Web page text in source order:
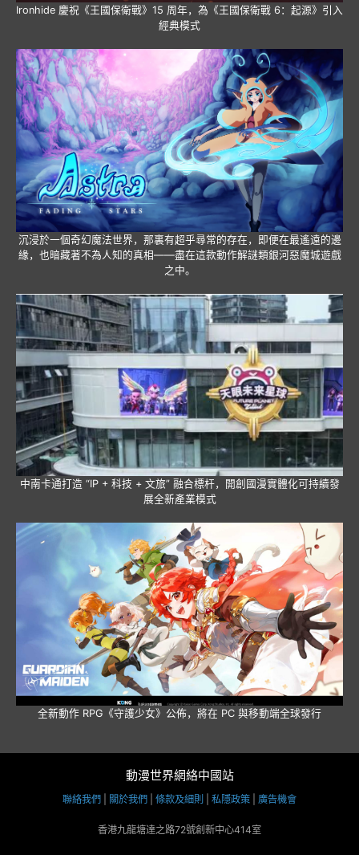
Ironhide 慶祝《王國保衛戰》15 周年，為《王國保衛戰 6：起源》引入
經典模式
沉浸於一個奇幻魔法世界，那裏有超乎尋常的存在，即便在最遙遠的邊
緣，也暗藏著不為人知的真相——盡在這款動作解謎類銀河惡魔城遊戲
之中。
中南卡通打造 “IP + 科技 + 文旅” 融合標杆，開創國漫實體化可持續發
展全新產業模式
全新動作 RPG《守護少女》公佈，將在 PC 與移動端全球發行
動漫世界網絡中國站
聯絡我們 關於我們 條款及細則 私隱政策 廣告機會
香港九龍塘達之路72號創新中心414室